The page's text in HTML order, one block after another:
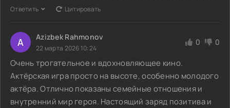
Ответить Цитировать
A Azizbek Rahmonov
22 марта 2026 10:24
0 0
Очень трогательное и вдохновляющее кино.
Актёрская игра просто на высоте, особенно молодого
актёра. Отлично показаны семейные отношения и
внутренний мир героя. Настоящий заряд позитива и